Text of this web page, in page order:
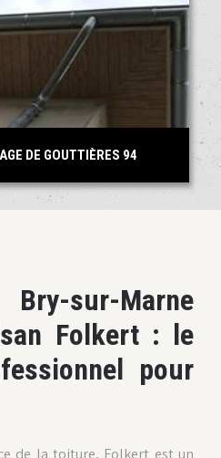
DE GOUTTIÈRES 94
sur-Marne
Folkert : le
pour
de la toiture, Folkert est un